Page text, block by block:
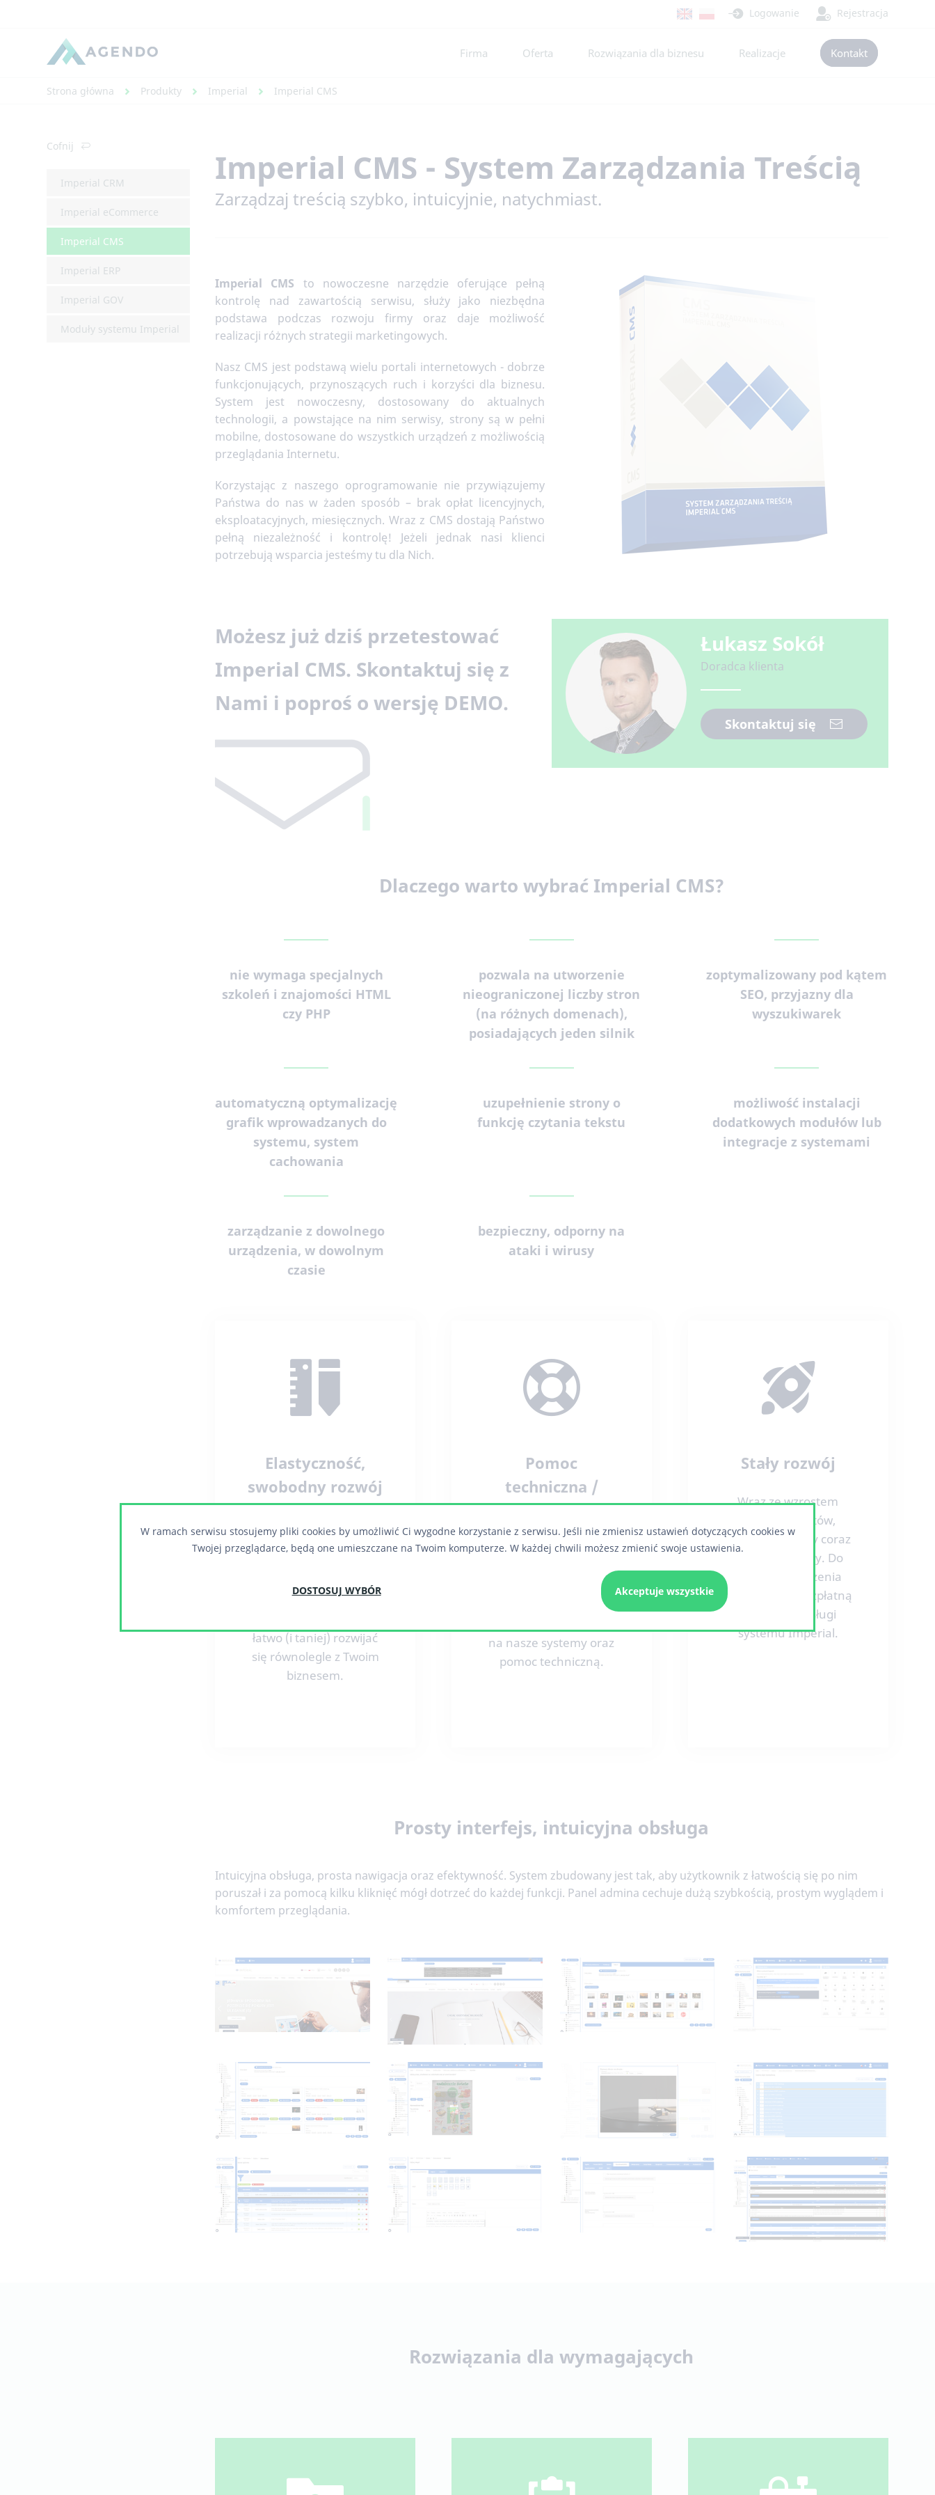
Logowanie Rejestracja
Firma Oferta Rozwiązania dla biznesu Realizacje Kontakt
Strona główna Produkty Imperial Imperial CMS
Cofnij
Imperial CRM
Imperial eCommerce
Imperial CMS
Imperial ERP
Imperial GOV
Moduły systemu Imperial
Imperial CMS - System Zarządzania Treścią
Zarządzaj treścią szybko, intuicyjnie, natychmiast.
Imperial CMS to nowoczesne narzędzie oferujące pełną
kontrolę nad zawartością serwisu, służy jako niezbędna
podstawa podczas rozwoju firmy oraz daje możliwość
realizacji różnych strategii marketingowych.
Nasz CMS jest podstawą wielu portali internetowych - dobrze
funkcjonujących, przynoszących ruch i korzyści dla biznesu.
System jest nowoczesny, dostosowany do aktualnych
technologii, a powstające na nim serwisy, strony są w pełni
mobilne, dostosowane do wszystkich urządzeń z możliwością
przeglądania Internetu.
Korzystając z naszego oprogramowanie nie przywiązujemy
Państwa do nas w żaden sposób – brak opłat licencyjnych,
eksploatacyjnych, miesięcznych. Wraz z CMS dostają Państwo
pełną niezależność i kontrolę! Jeżeli jednak nasi klienci
potrzebują wsparcia jesteśmy tu dla Nich.
Możesz już dziś przetestować
Imperial CMS. Skontaktuj się z
Nami i poproś o wersję DEMO.
Łukasz Sokół
Doradca klienta
Skontaktuj się
Dlaczego warto wybrać Imperial CMS?
nie wymaga specjalnych
szkoleń i znajomości HTML
czy PHP
pozwala na utworzenie
nieograniczonej liczby stron
(na różnych domenach),
posiadających jeden silnik
zoptymalizowany pod kątem
SEO, przyjazny dla
wyszukiwarek
automatyczną optymalizację
grafik wprowadzanych do
systemu, system
cachowania
uzupełnienie strony o
funkcję czytania tekstu
możliwość instalacji
dodatkowych modułów lub
integracje z systemami
zarządzanie z dowolnego
urządzenia, w dowolnym
czasie
bezpieczny, odporny na
ataki i wirusy
Elastyczność,
swobodny rozwój
Kiedy Twój biznes będzie
wymagał zmian,
dodatkowe moduły lub
integracje, dzięki temu
łatwo (i taniej) rozwijać
się równolegle z Twoim
biznesem.
Pomoc
techniczna /
Gwarancja
Ponieważ chcemy by
odbiorcy systemu CMS
czuli się bezpiecznie w
każdym momencie,
na nasze systemy oraz
pomoc techniczną.
Stały rozwój
Wraz ze wzrostem
potrzeb klientów,
przygotowujemy coraz
to nowe moduły. Do
każdego wdrożenia
dostarczamy bezpłatną
instrukcję obsługi
systemu Imperial.
Prosty interfejs, intuicyjna obsługa
Intuicyjna obsługa, prosta nawigacja oraz efektywność. System zbudowany jest tak, aby użytkownik z łatwością się po nim
poruszał i za pomocą kilku kliknięć mógł dotrzeć do każdej funkcji. Panel admina cechuje dużą szybkością, prostym wyglądem i
komfortem przeglądania.
Rozwiązania dla wymagających
W ramach serwisu stosujemy pliki cookies by umożliwić Ci wygodne korzystanie z serwisu. Jeśli nie zmienisz ustawień dotyczących cookies w
Twojej przeglądarce, będą one umieszczane na Twoim komputerze. W każdej chwili możesz zmienić swoje ustawienia.
DOSTOSUJ WYBÓR Akceptuje wszystkie